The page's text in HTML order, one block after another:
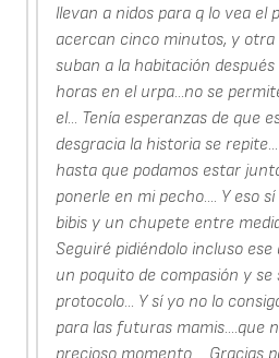
llevan a nidos para q lo vea el
acercan cinco minutos, y
suban a la habitación
horas en el urpa...no se
el... Tenía esperanzas de que
desgracia la historia se
hasta que podamos estar
ponerle en mi pecho.... Y eso
bibis y un chupete entre
Seguiré pidiéndolo incluso
un poquito de compasión y se
protocolo... Y sí yo no lo
para las futuras mamis....que